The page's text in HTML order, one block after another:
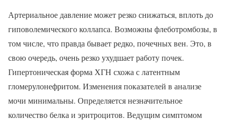
Артериальное давление может резко снижаться, вплоть до
гиповолемического коллапса. Возможны флеботромбозы, в
том числе, что правда бывает редко, почечных вен. Это, в
свою очередь, очень резко ухудшает работу почек.
Гипертоническая форма ХГН схожа с латентным
гломерулонефритом. Изменения показателей в анализе
мочи минимальны. Определяется незначительное
количество белка и эритроцитов. Ведущим симптомом